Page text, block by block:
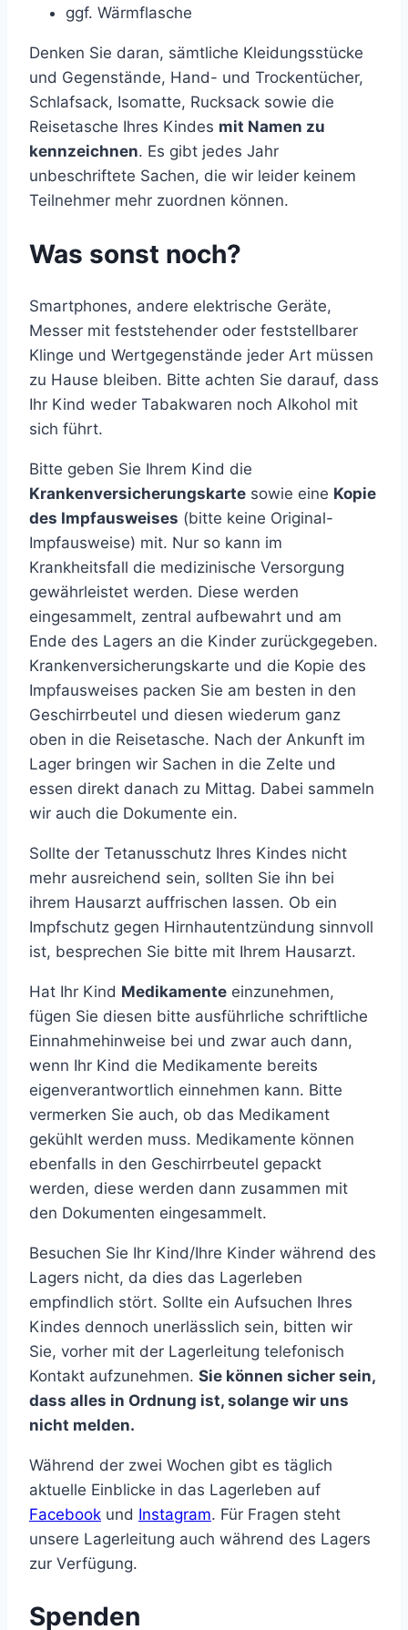
ggf. Wärmflasche
Denken Sie daran, sämtliche Kleidungsstücke
und Gegenstände, Hand- und Trockentücher,
Schlafsack, Isomatte, Rucksack sowie die
Reisetasche Ihres Kindes mit Namen zu
kennzeichnen. Es gibt jedes Jahr
unbeschriftete Sachen, die wir leider keinem
Teilnehmer mehr zuordnen können.
Was sonst noch?
Smartphones, andere elektrische Geräte,
Messer mit feststehender oder feststellbarer
Klinge und Wertgegenstände jeder Art müssen
zu Hause bleiben. Bitte achten Sie darauf, dass
Ihr Kind weder Tabakwaren noch Alkohol mit
sich führt.
Bitte geben Sie Ihrem Kind die
Krankenversicherungskarte sowie eine Kopie
des Impfausweises (bitte keine Original-
Impfausweise) mit. Nur so kann im
Krankheitsfall die medizinische Versorgung
gewährleistet werden. Diese werden
eingesammelt, zentral aufbewahrt und am
Ende des Lagers an die Kinder zurückgegeben.
Krankenversicherungskarte und die Kopie des
Impfausweises packen Sie am besten in den
Geschirrbeutel und diesen wiederum ganz
oben in die Reisetasche. Nach der Ankunft im
Lager bringen wir Sachen in die Zelte und
essen direkt danach zu Mittag. Dabei sammeln
wir auch die Dokumente ein.
Sollte der Tetanusschutz Ihres Kindes nicht
mehr ausreichend sein, sollten Sie ihn bei
ihrem Hausarzt auffrischen lassen. Ob ein
Impfschutz gegen Hirnhautentzündung sinnvoll
ist, besprechen Sie bitte mit Ihrem Hausarzt.
Hat Ihr Kind Medikamente einzunehmen,
fügen Sie diesen bitte ausführliche schriftliche
Einnahmehinweise bei und zwar auch dann,
wenn Ihr Kind die Medikamente bereits
eigenverantwortlich einnehmen kann. Bitte
vermerken Sie auch, ob das Medikament
gekühlt werden muss. Medikamente können
ebenfalls in den Geschirrbeutel gepackt
werden, diese werden dann zusammen mit
den Dokumenten eingesammelt.
Besuchen Sie Ihr Kind/Ihre Kinder während des
Lagers nicht, da dies das Lagerleben
empfindlich stört. Sollte ein Aufsuchen Ihres
Kindes dennoch unerlässlich sein, bitten wir
Sie, vorher mit der Lagerleitung telefonisch
Kontakt aufzunehmen. Sie können sicher sein,
dass alles in Ordnung ist, solange wir uns
nicht melden.
Während der zwei Wochen gibt es täglich
aktuelle Einblicke in das Lagerleben auf
Facebook und Instagram. Für Fragen steht
unsere Lagerleitung auch während des Lagers
zur Verfügung.
Spenden